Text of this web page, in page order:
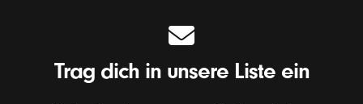
Trag dich in unsere Liste ein